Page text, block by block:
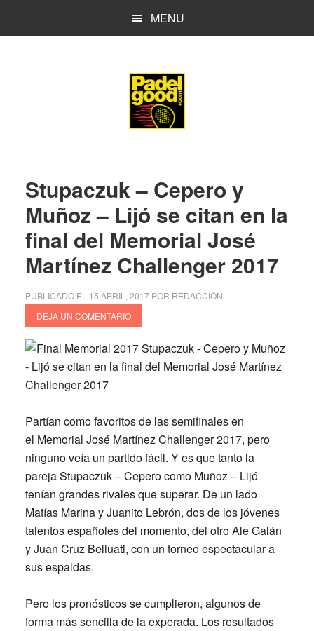
MENU
Stupaczuk – Cepero y
Muñoz – Lijó se citan en la
final del Memorial José
Martínez Challenger 2017
PUBLICADO EL 15 ABRIL, 2017POR REDACCIÓN
DEJA UN COMENTARIO
Partían como favoritos de las semifinales en
el Memorial José Martínez Challenger 2017, pero
ninguno veía un partido fácil. Y es que tanto la
pareja Stupaczuk – Cepero como Muñoz – Lijó
tenían grandes rivales que superar. De un lado
Matías Marina y Juanito Lebrón, dos de los jóvenes
talentos españoles del momento, del otro Ale Galán
y Juan Cruz Belluati, con un torneo espectacular a
sus espaldas.
Pero los pronósticos se cumplieron, algunos de
forma más sencilla de la experada. Los resultados